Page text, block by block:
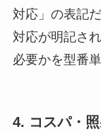
対応」の表記
対応が明記さ
必要かを型番
4. コスパ・